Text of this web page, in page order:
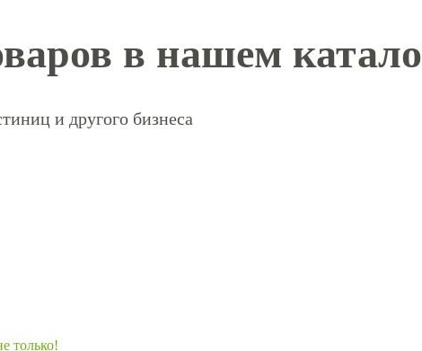
в нашем
и другого бизнеса
только!